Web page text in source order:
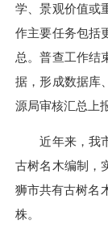
学、景观价值或
作主要任务包括
总。普查工作结
据，形成数据库
源局审核汇总上
近年来，我市
古树名木编制，
狮市共有古树名
株。